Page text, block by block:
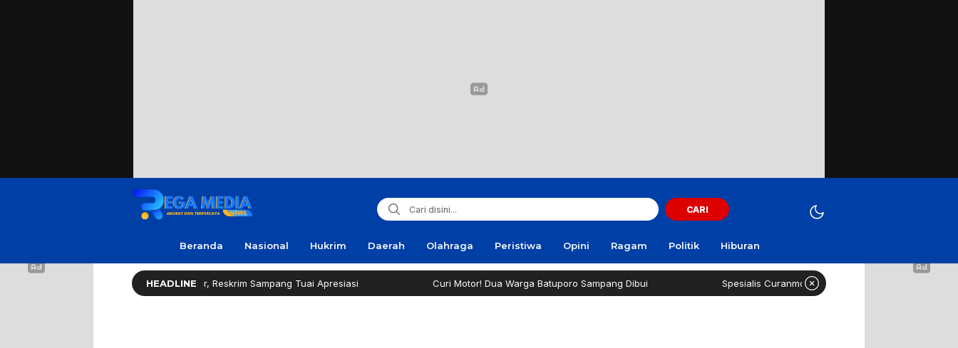
CARI
Beranda Nasional Hukrim Daerah Olahraga Peristiwa Opini Ragam Politik Hiburan
HEADLINE
Cepat Ungkap Curanmor, Reskrim Sampang Tuai Apresiasi Curi Motor! Dua Warga Batuporo Sampang Dibui Spesialis Curanmor Lintas Daerah Diringkus Polisi di SPBU Suramadu